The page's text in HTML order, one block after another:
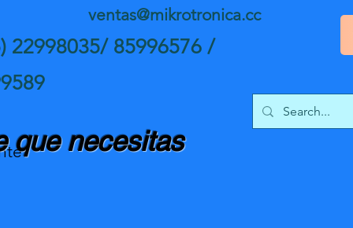
22998035/ 85996576 /
ventas@mikrotronica.cc
que necesitas